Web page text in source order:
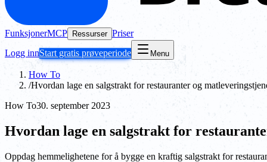
FunksjonerMCP Ressurser Priser
Logg innStart gratis prøveperiode Menu
How To
/Hvordan lage en salgstrakt for restauranter og
How To30. september 2023
Hvordan lage en salgstrakt for
Oppdag hemmelighetene for å bygge en kraftig salgstrakt for